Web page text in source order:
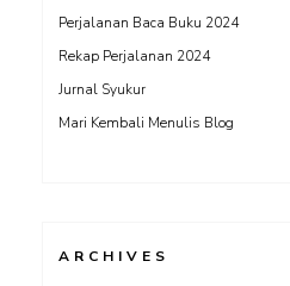
Perjalanan Baca Buku 2024
Rekap Perjalanan 2024
Jurnal Syukur
Mari Kembali Menulis Blog
ARCHIVES